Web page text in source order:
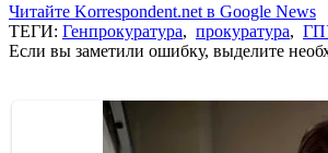
Читайте Korrespondent.net в Google News
ТЕГИ: Генпрокуратура, прокуратура,
Если вы заметили ошибку, выделите